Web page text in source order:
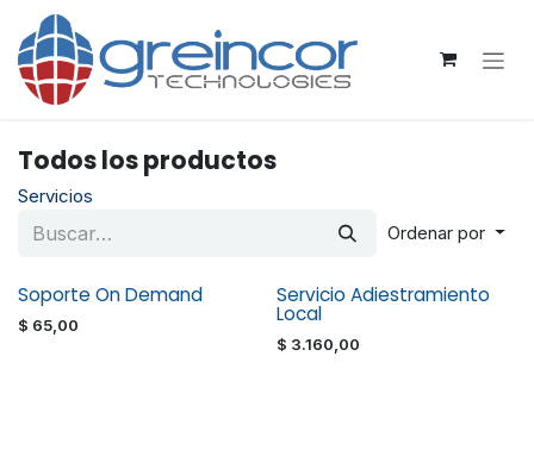
Ir al contenido
Todos los productos
Servicios
Ordenar por
¡Nuevo!
Soporte On Demand
$ 65,00 ¡Nuevo!
Servicio Adiestramiento
Local
$ 3.160,00